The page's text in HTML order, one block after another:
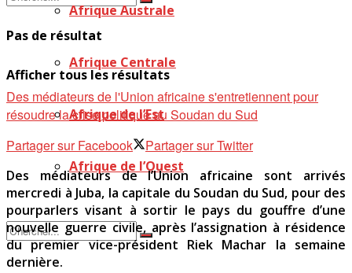
Pas de résultat
Afficher tous les résultats
Afrique Australe
Afrique Centrale
Afrique de l’Est
Afrique de l’Ouest
Des médiateurs de l'Union africaine s'entretiennent pour
résoudre la crise politique au Soudan du Sud
Partager sur Facebook
Partager sur Twitter
Des médiateurs de l’Union africaine sont arrivés
mercredi à Juba, la capitale du Soudan du Sud, pour des
pourparlers visant à sortir le pays du gouffre d’une
nouvelle guerre civile, après l’assignation à résidence
du premier vice-président Riek Machar la semaine
dernière.